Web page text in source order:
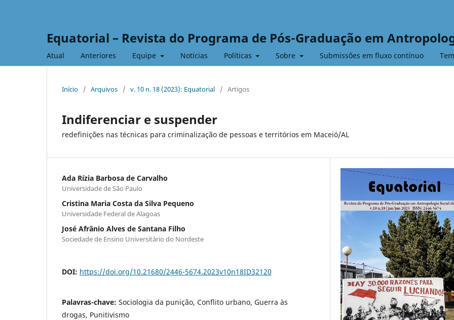
Equatorial – Revista do Programa de Pós-Graduação em
Atual Anteriores Equipe Notícias Políticas Sobre Submissões em fluxo contínuo
Início / Arquivos / v. 10 n. 18 (2023): Equatorial / Artigos
Indiferenciar e suspender
redefinições nas técnicas para criminalização de pessoas e territórios em Maceió/AL
Ada Rízia Barbosa de Carvalho
Universidade de São Paulo
Cristina Maria Costa da Silva Pequeno
Universidade Federal de Alagoas
José Afrânio Alves de Santana Filho
Sociedade de Ensino Universitário do Nordeste
DOI: https://doi.org/10.21680/2446-5674.2023v10n18ID32120
Palavras-chave: Sociologia da punição, Conflito urbano, Guerra às
drogas, Punitivismo